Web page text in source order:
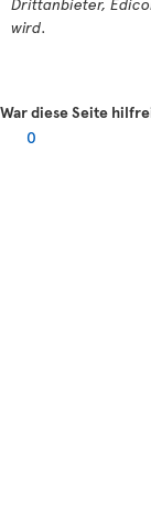
wird.
War diese Seite
0